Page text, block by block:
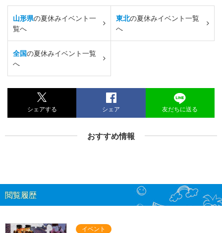
山形県の夏休みイベント一
覧へ
東北の夏休みイベント一覧
へ
全国の夏休みイベント一覧
へ
シェアする シェア 友だちに送る
おすすめ情報
閲覧履歴